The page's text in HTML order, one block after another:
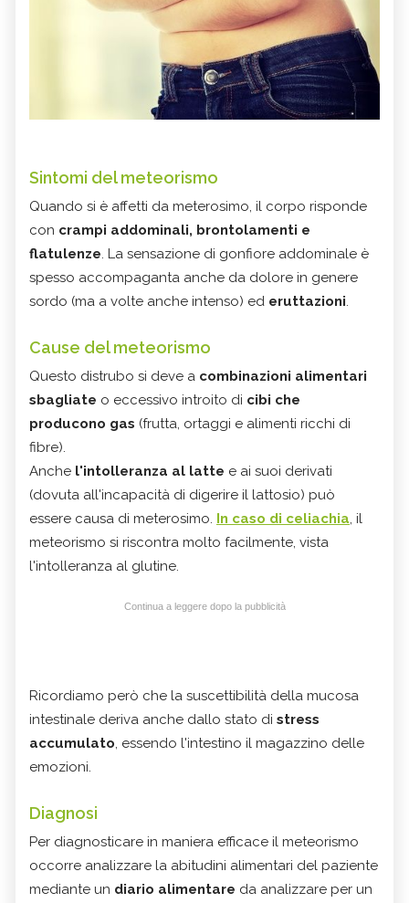
Sintomi del meteorismo
Quando si è affetti da meterosimo, il corpo risponde
con crampi addominali, brontolamenti e
flatulenze. La sensazione di gonfiore addominale è
spesso accompaganta anche da dolore in genere
sordo (ma a volte anche intenso) ed eruttazioni.
Cause del meteorismo
Questo distrubo si deve a combinazioni alimentari
sbagliate o eccessivo introito di cibi che
producono gas (frutta, ortaggi e alimenti ricchi di
fibre).
Anche l'intolleranza al latte e ai suoi derivati
(dovuta all'incapacità di digerire il lattosio) può
essere causa di meterosimo. In caso di celiachia, il
meteorismo si riscontra molto facilmente, vista
l'intolleranza al glutine.
Continua a leggere dopo la pubblicità
Ricordiamo però che la suscettibilità della mucosa
intestinale deriva anche dallo stato di stress
accumulato, essendo l'intestino il magazzino delle
emozioni.
Diagnosi
Per diagnosticare in maniera efficace il meteorismo
occorre analizzare la abitudini alimentari del paziente
mediante un diario alimentare da analizzare per un